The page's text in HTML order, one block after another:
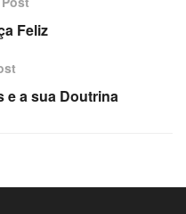
Feliz
e a sua Doutrina